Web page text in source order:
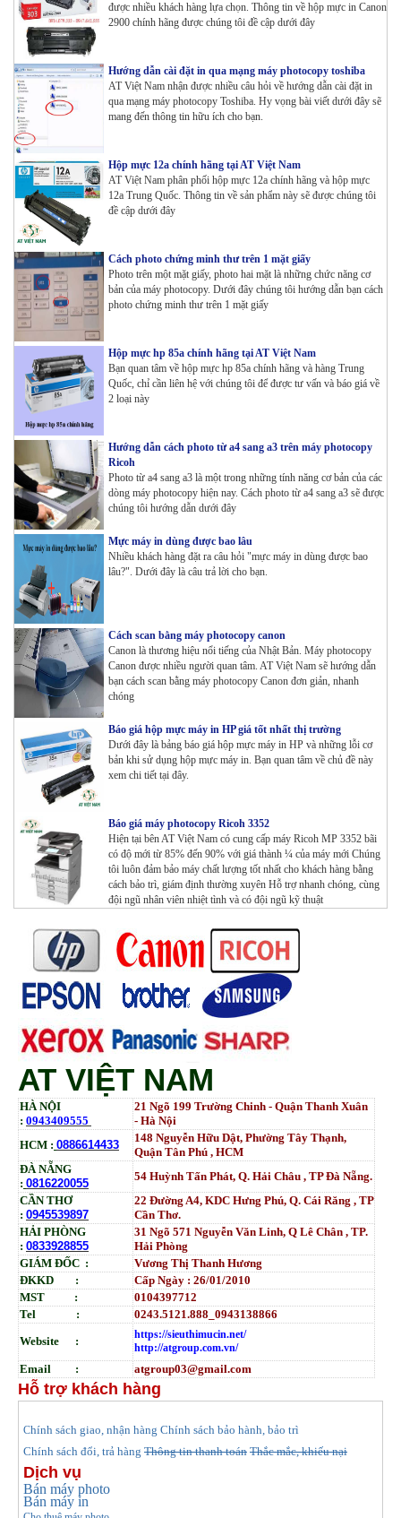
được nhiều khách hàng lựa chọn. Thông tin về hộp mực in Canon
2900 chính hãng được chúng tôi đề cập dưới đây
Hướng dẫn cài đặt in qua mạng máy photocopy toshiba
AT Việt Nam nhận được nhiều câu hỏi về hướng dẫn cài đặt in
qua mạng máy photocopy Toshiba. Hy vọng bài viết dưới đây sẽ
mang đến thông tin hữu ích cho bạn.
Hộp mực 12a chính hãng tại AT Việt Nam
AT Việt Nam phân phối hộp mực 12a chính hãng và hộp mực
12a Trung Quốc. Thông tin về sản phẩm này sẽ được chúng tôi
đề cập dưới đây
Cách photo chứng minh thư trên 1 mặt giấy
Photo trên một mặt giấy, photo hai mặt là những chức năng cơ
bản của máy photocopy. Dưới đây chúng tôi hướng dẫn bạn cách
photo chứng minh thư trên 1 mặt giấy
Hộp mực hp 85a chính hãng tại AT Việt Nam
Bạn quan tâm về hộp mực hp 85a chính hãng và hàng Trung
Quốc, chỉ cần liên hệ với chúng tôi để được tư vấn và báo giá về
2 loại này
Hướng dẫn cách photo từ a4 sang a3 trên máy photocopy
Ricoh
Photo từ a4 sang a3 là một trong những tính năng cơ bản của các
dòng máy photocopy hiện nay. Cách photo từ a4 sang a3 sẽ được
chúng tôi hướng dẫn dưới đây
Mực máy in dùng được bao lâu
Nhiều khách hàng đặt ra câu hỏi "mực máy in dùng được bao
lâu?". Dưới đây là câu trả lời cho bạn.
Cách scan bằng máy photocopy canon
Canon là thương hiệu nổi tiếng của Nhật Bản. Máy photocopy
Canon được nhiều người quan tâm. AT Việt Nam sẽ hướng dẫn
bạn cách scan bằng máy photocopy Canon đơn giản, nhanh
chóng
Báo giá hộp mực máy in HP giá tốt nhất thị trường
Dưới đây là bảng báo giá hộp mực máy in HP và những lỗi cơ
bản khi sử dụng hộp mực máy in. Bạn quan tâm về chủ đề này
xem chi tiết tại đây.
Báo giá máy photocopy Ricoh 3352
Hiện tại bên AT Việt Nam có cung cấp máy Ricoh MP 3352 bãi
có độ mới từ 85% đến 90% với giá thành ¼ của máy mới Chúng
tôi luôn đảm bảo máy chất lượng tốt nhất cho khách hàng bằng
cách bảo trì, giám định thường xuyên Hỗ trợ nhanh chóng, cùng
đội ngũ nhân viên nhiệt tình và có đội ngũ kỹ thuật
AT VIỆT NAM
HÀ NỘI
: 0943409555
21 Ngõ 199 Trường Chinh - Quận Thanh Xuân
- Hà Nội
HCM : 0886614433
148 Nguyễn Hữu Dật, Phường Tây Thạnh,
Quận Tân Phú , HCM
ĐÀ NẴNG
: 0816220055
54 Huỳnh Tấn Phát, Q. Hải Châu , TP Đà Nẵng.
CẦN THƠ
: 0945539897
22 Đường A4, KDC Hưng Phú, Q. Cái Răng , TP
Cần Thơ.
HẢI PHÒNG
: 0833928855
31 Ngõ 571 Nguyễn Văn Linh, Q Lê Chân , TP.
Hải Phòng
GIÁM ĐỐC :
Vương Thị Thanh Hương
ĐKKD :
Cấp Ngày : 26/01/2010
MST :
0104397712
Tel :
0243.5121.888_0943138866
Website :
https://sieuthimucin.net/
http://atgroup.com.vn/
Email : atgroup03@gmail.com
Hỗ trợ khách hàng
Chính sách giao, nhận hàng Chính sách bảo hành, bảo trì
Chính sách đổi, trả hàng Thông tin thanh toán Thắc mắc, khiếu nại
Dịch vụ
Bán máy photo
Bán máy in